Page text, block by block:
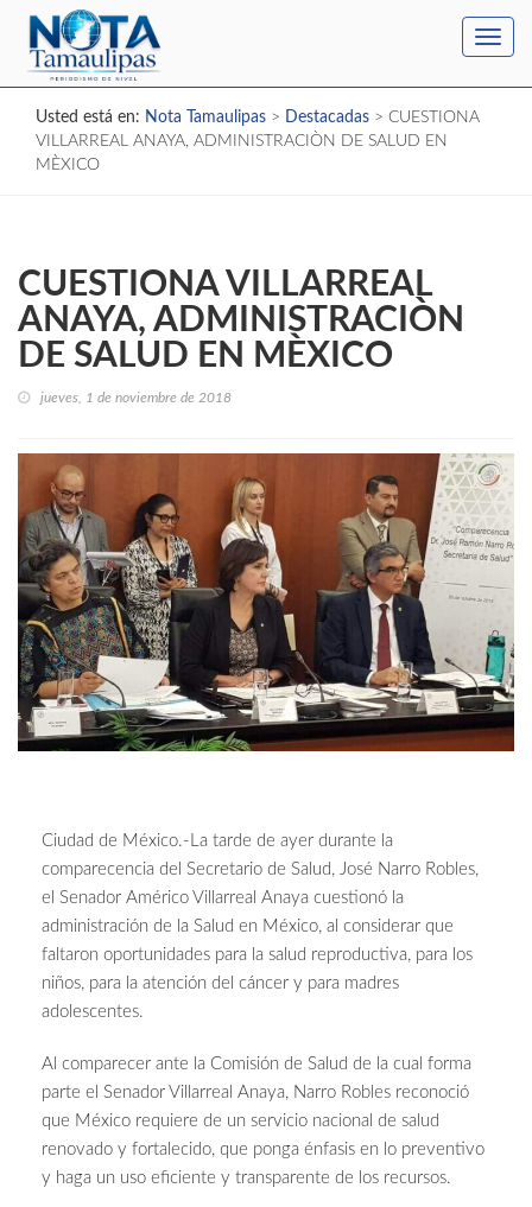
Usted está en: Nota Tamaulipas > Destacadas > CUESTIONA
VILLARREAL ANAYA, ADMINISTRACIÒN DE SALUD EN
MÈXICO
CUESTIONA VILLARREAL
ANAYA, ADMINISTRACIÒN
DE SALUD EN MÈXICO
jueves, 1 de noviembre de 2018
Ciudad de México.-La tarde de ayer durante la
comparecencia del Secretario de Salud, José Narro Robles,
el Senador Américo Villarreal Anaya cuestionó la
administración de la Salud en México, al considerar que
faltaron oportunidades para la salud reproductiva, para los
niños, para la atención del cáncer y para madres
adolescentes.
Al comparecer ante la Comisión de Salud de la cual forma
parte el Senador Villarreal Anaya, Narro Robles reconoció
que México requiere de un servicio nacional de salud
renovado y fortalecido, que ponga énfasis en lo preventivo
y haga un uso eficiente y transparente de los recursos.